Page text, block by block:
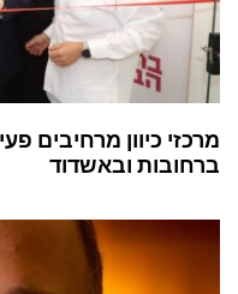
מרכזי כיוון מרחיבים
ברחובות ובאשדוד